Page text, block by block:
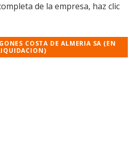
de la empresa, haz clic
COSTA DE ALMERIA SA (EN